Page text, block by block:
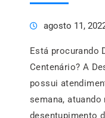
agosto 11,
Está procurando
Centenário? A
possui
semana,
desentupimento